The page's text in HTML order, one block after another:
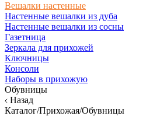
Вешалки настенные
Настенные вешалки из дуба
Настенные вешалки из сосны
Газетница
Зеркала для прихожей
Ключницы
Консоли
Наборы в прихожую
Обувницы
Назад
Каталог/Прихожая/Обувницы